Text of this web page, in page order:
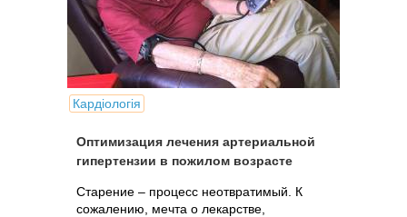
Кардіологія
Оптимизация лечения артериальной
гипертензии в пожилом возрасте
Старение – процесс неотвратимый. К
сожалению, мечта о лекарстве,